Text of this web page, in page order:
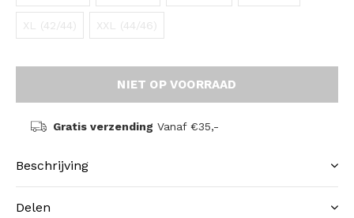
XL (42/44) XXL (44/46)
NIET OP VOORRAAD
Gratis verzending Vanaf €35,-
Beschrijving
Delen